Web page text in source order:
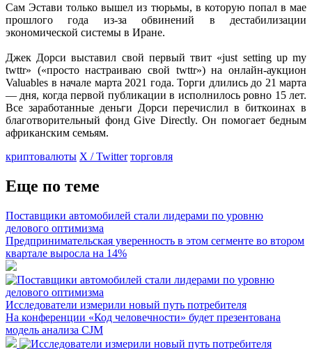
Сам Эстави только вышел из тюрьмы, в которую попал в мае
прошлого года из-за обвинений в дестабилизации
экономической системы в Иране.
Джек Дорси выставил свой первый твит «just setting up my
twttr» («просто настраиваю свой twttr») на онлайн-аукцион
Valuables в начале марта 2021 года. Торги длились до 21 марта
— дня, когда первой публикации в исполнилось ровно 15 лет.
Все заработанные деньги Дорси перечислил в биткоинах в
благотворительный фонд Give Directly. Он помогает бедным
африканским семьям.
криптовалюты X / Twitter торговля
Еще по теме
Поставщики автомобилей стали лидерами по уровню
делового оптимизма
Предпринимательская уверенность в этом сегменте во втором
квартале выросла на 14%
Исследователи измерили новый путь потребителя
На конференции «Код человечности» будет презентована
модель анализа CJM